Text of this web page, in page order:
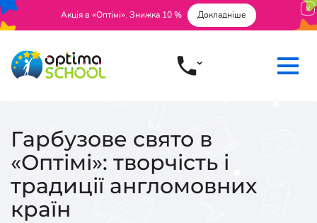
Акція в «Оптімі». Знижка 10 % Докладніше
Гарбузове свято в
«Оптімі»: творчість і
традиції англомовних
країн